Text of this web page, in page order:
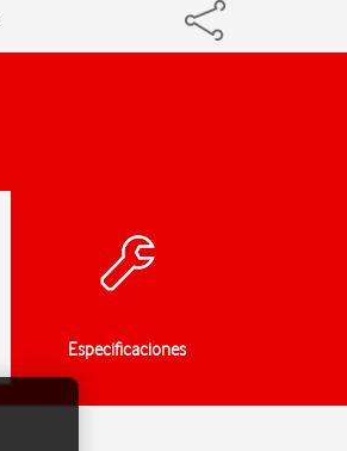
Especificaciones